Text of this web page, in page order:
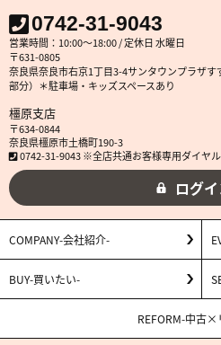
0742-31-9043
営業時間：10:00～18:00 / 定休日 水曜日
〒631-0805
奈良県奈良市右京1丁目3-4サンタウンプラザ
部分）＊駐車場・キッズスペースあり
橿原支店
〒634-0844
奈良県橿原市土橋町190-3
0742-31-9043 ※全店共通お客様専用ダイヤル
ログ
COMPANY 会社紹介
BUY 買いたい
REFORM 中古×